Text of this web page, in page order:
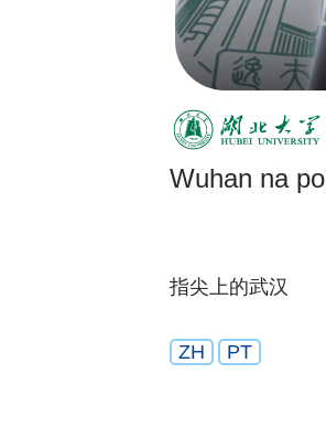
Wuhan na
指尖上的武汉
ZH PT